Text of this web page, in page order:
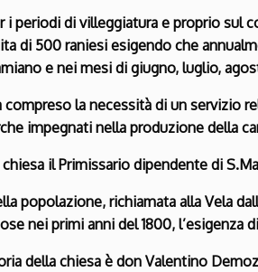
periodi di villeggiatura e proprio sul
di 500 raniesi esigendo che
e nei mesi di giugno, luglio,
compreso la necessità di un servizio
impegnati nella produzione della
il Primissario dipendente di
popolazione, richiamata alla Vela
nei primi anni del 1800, l’esigenza
della chiesa è don Valentino